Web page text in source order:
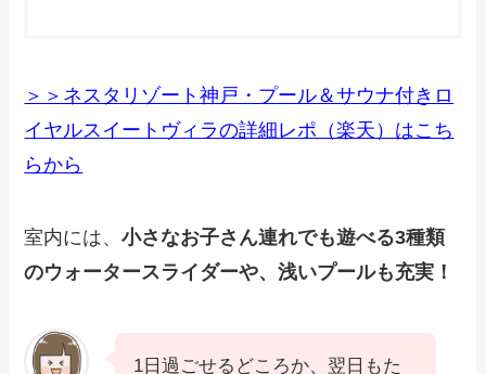
＞＞ネスタリゾート神戸・プール＆サウナ付きロ
イヤルスイートヴィラの詳細レポ（楽天）はこち
らから
室内には、小さなお子さん連れでも遊べる3種類
のウォータースライダーや、浅いプールも充実！
1日過ごせるどころか、翌日もた